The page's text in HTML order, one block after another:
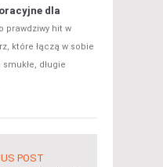
dla
prawdziwy hit w
które łączą w sobie
długie
POST